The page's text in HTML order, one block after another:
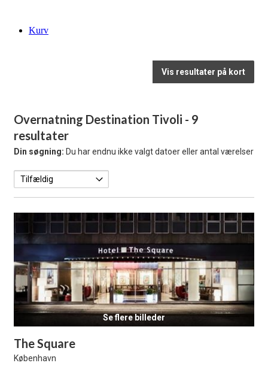
Kurv
Overnatning Destination Tivoli - 9
resultater
Din søgning: Du har endnu ikke valgt datoer eller antal værelser
The Square
København
Se flere billeder
Vis resultater på kort